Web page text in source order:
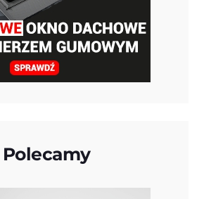
Polecamy